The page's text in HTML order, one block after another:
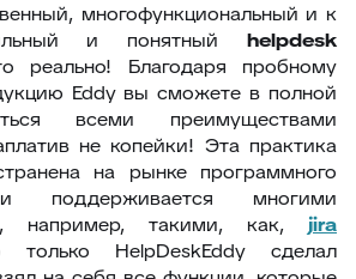
многофункциональный и к
и понятный helpdesk
реально! Благодаря пробному
Eddy вы сможете в полной
всеми преимуществами
не копейки! Эта практика
на рынке программного
поддерживается многими
например, такими, как, jira
HelpDeskEddy сделал